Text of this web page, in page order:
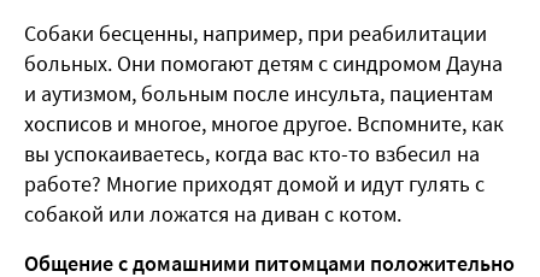
Собаки бесценны, например, при реабилитации
больных. Они помогают детям с синдромом Дауна
и аутизмом, больным после инсульта, пациентам
хосписов и многое, многое другое. Вспомните, как
вы успокаиваетесь, когда вас кто-то взбесил на
работе? Многие приходят домой и идут гулять с
собакой или ложатся на диван с котом.
Общение с домашними питомцами положительно